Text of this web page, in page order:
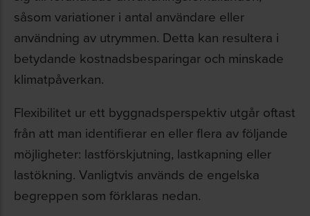
såsom variationer i antal användare eller
användning av utrymmen. Detta kan resultera i
betydande kostnadsbesparingar och minskade
klimatpåverkan.
Flexibilitet ur ett byggnadsperspektiv utgår oftast
från att man identifierar en eller flera av följande
möjligheter: lastförskjutning, lastkapning eller
lastökning. Vanligtvis används de engelska
begreppen som förklaras nedan.